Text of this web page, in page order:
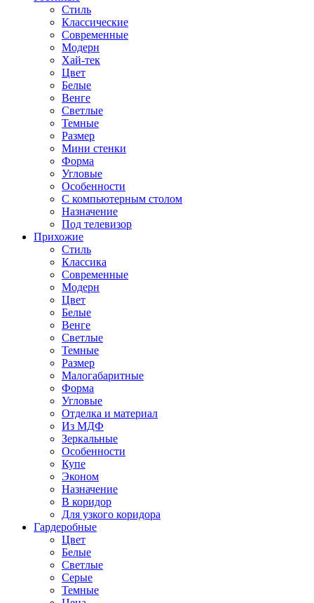
Стиль
Классические
Современные
Модерн
Хай-тек
Цвет
Белые
Венге
Светлые
Темные
Размер
Мини стенки
Форма
Угловые
Особенности
С компьютерным столом
Назначение
Под телевизор
Прихожие
Стиль
Классика
Современные
Модерн
Цвет
Белые
Венге
Светлые
Темные
Размер
Малогабаритные
Форма
Угловые
Отделка и материал
Из МДФ
Зеркальные
Особенности
Купе
Эконом
Назначение
В коридор
Для узкого коридора
Гардеробные
Цвет
Белые
Светлые
Серые
Темные